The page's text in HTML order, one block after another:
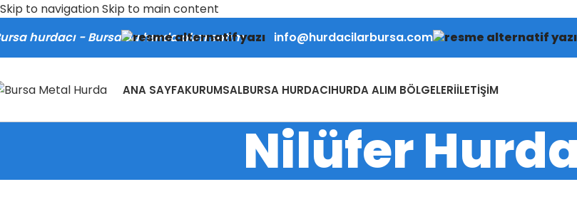
Skip to navigationSkip to main content
hurdacı - Bursa'da hurda alım satım
info@hurdacilarbursa.com
ANA SAYFAKURUMSALBURSA HURDACIHURDA ALIM BÖLGELERIİLETIŞIM
Nilüfer